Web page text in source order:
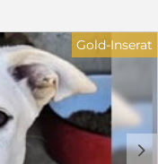
melde dich
uns auf
immer? Ein
oder am
Viertel. Einen
nicht verachten.
d
Gold-Inserat